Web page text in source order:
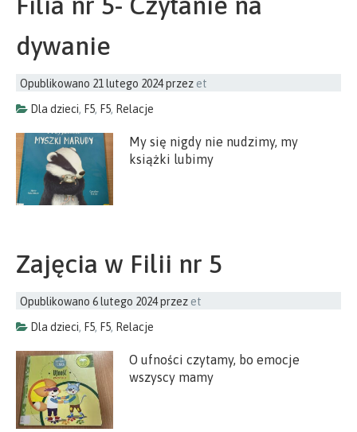
dywanie
Opublikowano 21 lutego 2024przez et
Dla dzieci, F5, F5, Relacje
My się nigdy nie nudzimy, my
książki lubimy
Zajęcia w Filii nr 5
Opublikowano 6 lutego 2024przez et
Dla dzieci, F5, F5, Relacje
O ufności czytamy, bo emocje
wszyscy mamy